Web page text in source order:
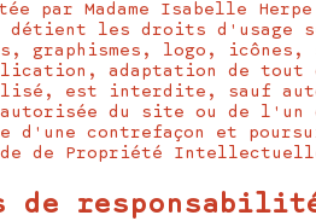
par Madame Isabelle
les droits d'usage
graphismes, logo,
adaptation de tout
est interdite, sauf
du site ou de l'un
d'une contrefaçon et
de Propriété
de